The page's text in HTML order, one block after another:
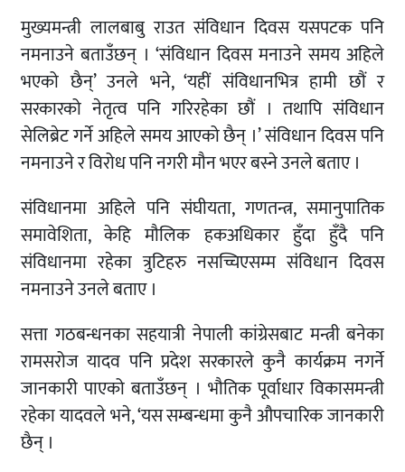
मुख्यमन्त्री लालबाबु राउत संविधान दिवस यसपटक पनि
नमनाउने बताउँछन् । ‘संविधान दिवस मनाउने समय अहिले
भएको छैन्’ उनले भने, ‘यहीं संविधानभित्र हामी छौं र
सरकारको नेतृत्व पनि गरिरहेका छौं । तथापि संविधान
सेलिब्रेट गर्ने अहिले समय आएको छैन् ।’ संविधान दिवस पनि
नमनाउने र विरोध पनि नगरी मौन भएर बस्ने उनले बताए ।
संविधानमा अहिले पनि संघीयता, गणतन्त्र, समानुपातिक
समावेशिता, केहि मौलिक हकअधिकार हुँदा हुँदै पनि
संविधानमा रहेका त्रुटिहरु नसच्चिएसम्म संविधान दिवस
नमनाउने उनले बताए ।
सत्ता गठबन्धनका सहयात्री नेपाली कांग्रेसबाट मन्त्री बनेका
रामसरोज यादव पनि प्रदेश सरकारले कुनै कार्यक्रम नगर्ने
जानकारी पाएको बताउँछन् । भौतिक पूर्वाधार विकासमन्त्री
रहेका यादवले भने, ‘यस सम्बन्धमा कुनै औपचारिक जानकारी
छैन् ।